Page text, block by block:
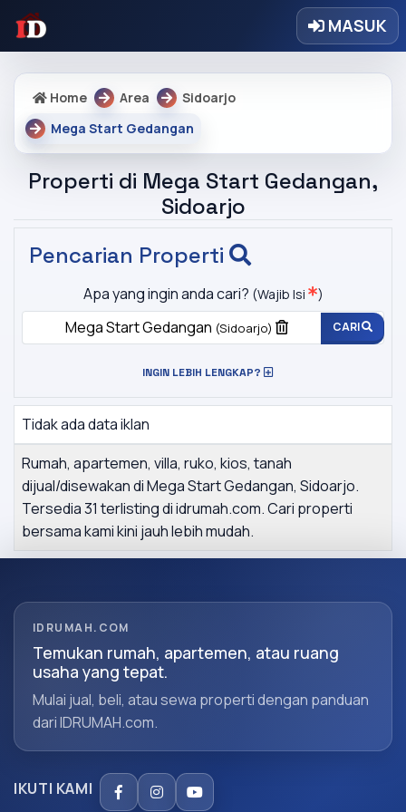
MASUK
Home Area
Sidoarjo
Mega Start Gedangan
Properti di Mega Start Gedangan,
Sidoarjo
Pencarian Properti
Apa yang ingin anda cari? (Wajib Isi )
Mega Start Gedangan (Sidoarjo) CARI
INGIN LEBIH LENGKAP?
Tidak ada data iklan
Rumah, apartemen, villa, ruko, kios, tanah
dijual/disewakan di Mega Start Gedangan, Sidoarjo.
Tersedia 31 terlisting di idrumah.com. Cari properti
bersama kami kini jauh lebih mudah.
IDRUMAH.COM
Temukan rumah, apartemen, atau ruang
usaha yang tepat.
Mulai jual, beli, atau sewa properti dengan panduan
dari IDRUMAH.com.
IKUTI KAMI